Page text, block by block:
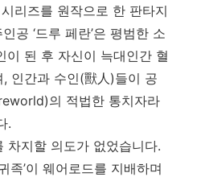
리즈를 원작으로 한 판타지
공 ‘드루 페란’은 평범한 소
이 된 후 자신이 늑대인간 혈
인간과 수인(獸人)들이 공
의 적법한 통치자라
.
차지할 의도가 없었습니다.
족’이 웨어로드를 지배하며